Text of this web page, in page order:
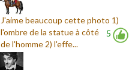
5
J'aime beaucoup cette photo 1)
l'ombre de la statue à côté
de l'homme 2) l'effe...